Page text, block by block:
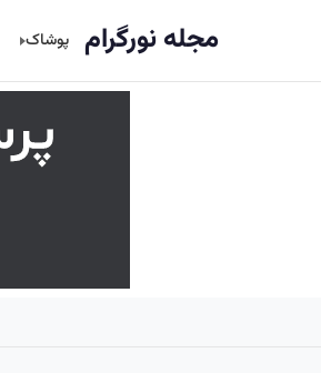
مجله نورگرام پوشاک